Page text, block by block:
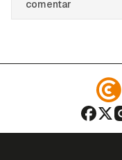
comentar